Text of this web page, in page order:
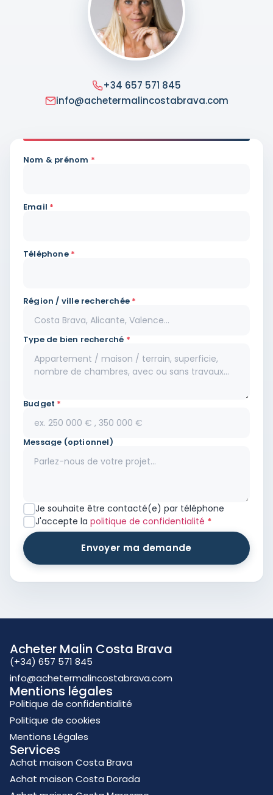
+34 657 571 845
info@achetermalincostabrava.com
Nom & prénom *
Email *
Téléphone *
Région / ville recherchée *
Type de bien recherché *
Budget *
Message (optionnel)
Je souhaite être contacté(e) par téléphone
J'accepte la politique de confidentialité *
Envoyer ma demande
Acheter Malin Costa Brava
(+34) 657 571 845
info@achetermalincostabrava.com
Mentions légales
Politique de confidentialité
Politique de cookies
Mentions Légales
Services
Achat maison Costa Brava
Achat maison Costa Dorada